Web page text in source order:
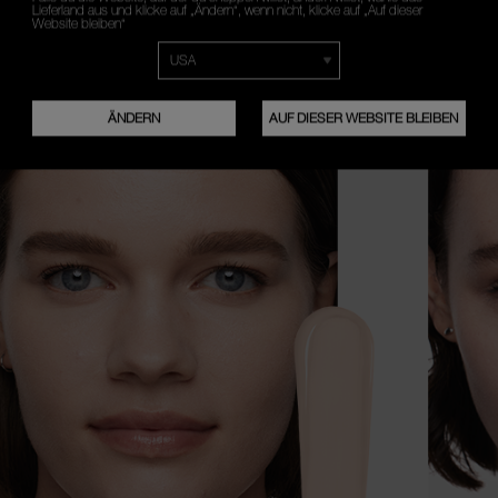
PERFEKTES
WAS IST DEIN HAUTTON?
Lieferland aus und klicke auf „Ändern“, wenn nicht, klicke auf „Auf dieser
Website bleiben“
ÄNDERN AUF DIESER WEBSITE BLEIBEN